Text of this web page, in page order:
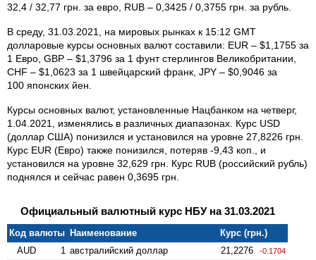
32,4 / 32,77 грн. за евро, RUB – 0,3425 / 0,3755 грн. за рубль.
В среду, 31.03.2021, на мировых рынках к 15:12 GMT
долларовые курсы основных валют составили: EUR – $1,1755 за
1 Евро, GBP – $1,3796 за 1 фунт стерлингов Велико­британии,
CHF – $1,0623 за 1 швейцарский франк, JPY – $0,9046 за
100 японских йен.
Курсы основных валют, установленные Нацбанком на четверг,
1.04.2021, изменялись в различных диапазонах. Курс USD
(доллар США) понизился и установился на уровне 27,8226 грн.
Курс EUR (Евро) также понизился, потеряв -9,43 коп., и
установился на уровне 32,629 грн. Курс RUB (российский рубль)
поднялся и сейчас равен 0,3695 грн.
Официальный валютный курс НБУ на 31.03.2021
Код валюты Наименование
Курс (грн.)
AUD
1 австралийский доллар 21,2276 -0.1704